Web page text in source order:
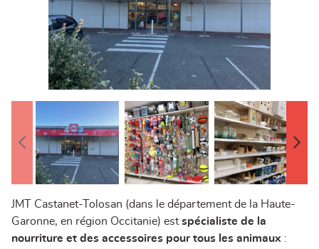
JMT Castanet-Tolosan (dans le département de la Haute-
Garonne, en région Occitanie) estspécialiste de la
nourriture et des accessoires pour tous les animaux :